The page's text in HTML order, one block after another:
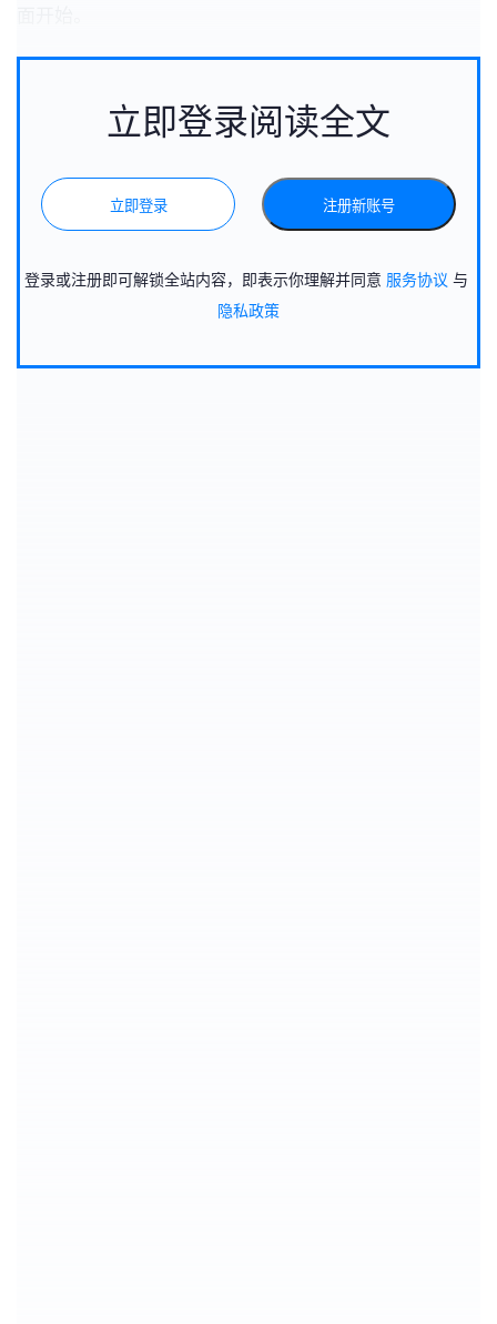
立即登录阅读全文
立即登录 注册新账号
登录或注册即可解锁全站内容，即表示你理解并同意 服务协议 与
隐私政策